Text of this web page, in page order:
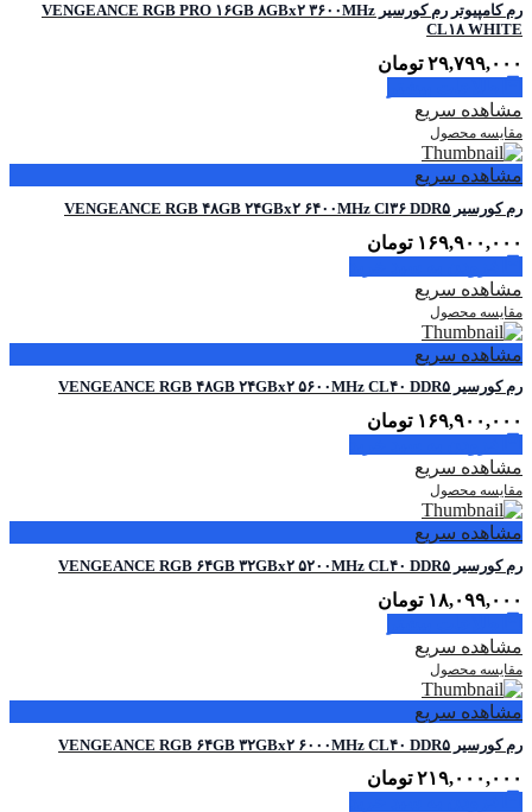
رم کامپیوتر رم کورسیر VENGEANCE RGB PRO ۱۶GB ۸GBx۲ ۳۶۰۰MHz
CL۱۸ WHITE
۲۹,۷۹۹,۰۰۰ تومان
مشاهده سریع
مقایسه محصول
مشاهده سریع
رم کورسیر VENGEANCE RGB ۴۸GB ۲۴GBx۲ ۶۴۰۰MHz Cl۳۶ DDR۵
۱۶۹,۹۰۰,۰۰۰ تومان
مشاهده سریع
مقایسه محصول
مشاهده سریع
رم کورسیر VENGEANCE RGB ۴۸GB ۲۴GBx۲ ۵۶۰۰MHz CL۴۰ DDR۵
۱۶۹,۹۰۰,۰۰۰ تومان
مشاهده سریع
مقایسه محصول
مشاهده سریع
رم کورسیر VENGEANCE RGB ۶۴GB ۳۲GBx۲ ۵۲۰۰MHz CL۴۰ DDR۵
۱۸,۰۹۹,۰۰۰ تومان
مشاهده سریع
مقایسه محصول
مشاهده سریع
رم کورسیر VENGEANCE RGB ۶۴GB ۳۲GBx۲ ۶۰۰۰MHz CL۴۰ DDR۵
۲۱۹,۰۰۰,۰۰۰ تومان